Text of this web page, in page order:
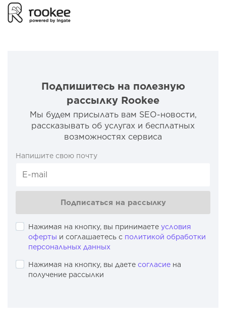
Подпишитесь на полезную
рассылку Rookee
Мы будем присылать вам SEO-новости,
рассказывать об услугах и бесплатных
возможностях сервиса
Напишите свою почту
Подписаться на рассылку
Нажимая на кнопку, вы принимаете условия
оферты и соглашаетесь с политикой обработки
персональных данных
Нажимая на кнопку, вы даете согласие на
получение рассылки